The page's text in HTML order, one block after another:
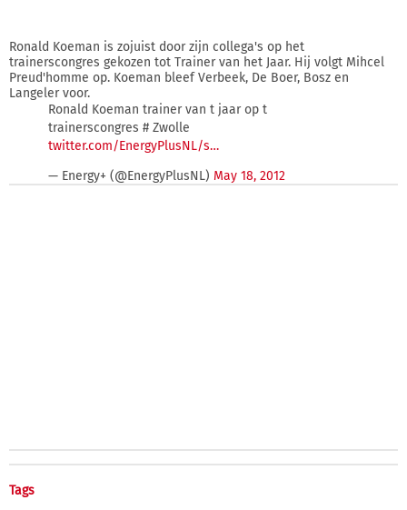
Ronald Koeman is zojuist door zijn collega's op het
trainerscongres gekozen tot Trainer van het Jaar. Hij volgt Mihcel
Preud'homme op. Koeman bleef Verbeek, De Boer, Bosz en
Langeler voor.
Ronald Koeman trainer van t jaar op t
trainerscongres # Zwolle
twitter.com/EnergyPlusNL/s…
— Energy+ (@EnergyPlusNL) May 18, 2012
Tags